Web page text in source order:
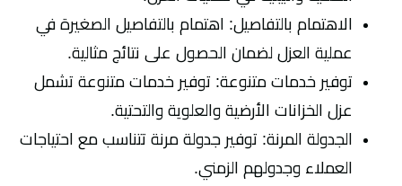
الاهتمام بالتفاصيل: اهتمام بالتفاصيل الصغيرة في
عملية العزل لضمان الحصول على نتائج مثالية.
توفير خدمات متنوعة: توفير خدمات متنوعة تشمل
عزل الخزانات الأرضية والعلوية والتحتية.
الجدولة المرنة: توفير جدولة مرنة تتناسب مع احتياجات
العملاء وجدولهم الزمني.